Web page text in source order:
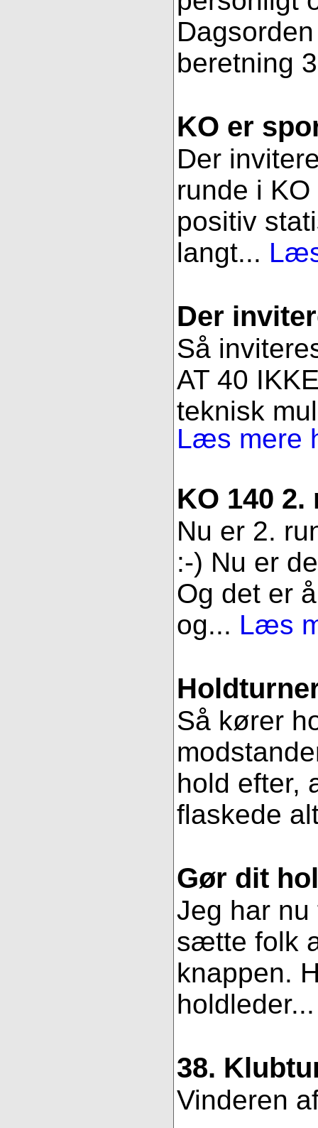
beretning
KO er
Der
runde i
positiv
langt...
Der
Så
AT 40
teknisk
Læs mere
KO 140 2.
Nu er 2.
:-) Nu er
Og det er
og... Læs
Så kører
hold efter,
flaskede
Gør dit
Jeg har
sætte folk
knappen.
38.
Vinderen